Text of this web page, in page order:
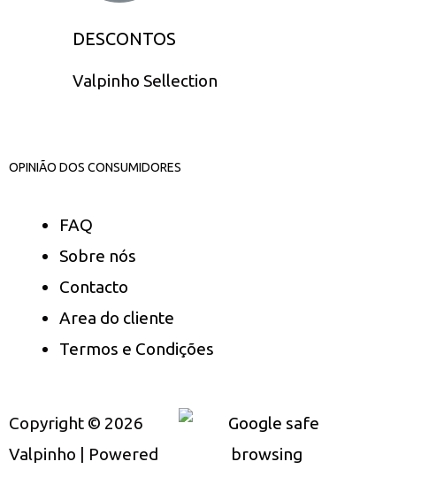
DESCONTOS
Valpinho Sellection
OPINIÃO DOS CONSUMIDORES
FAQ
Sobre nós
Contacto
Area do cliente
Termos e Condições
Copyright © 2026
Valpinho | Powered